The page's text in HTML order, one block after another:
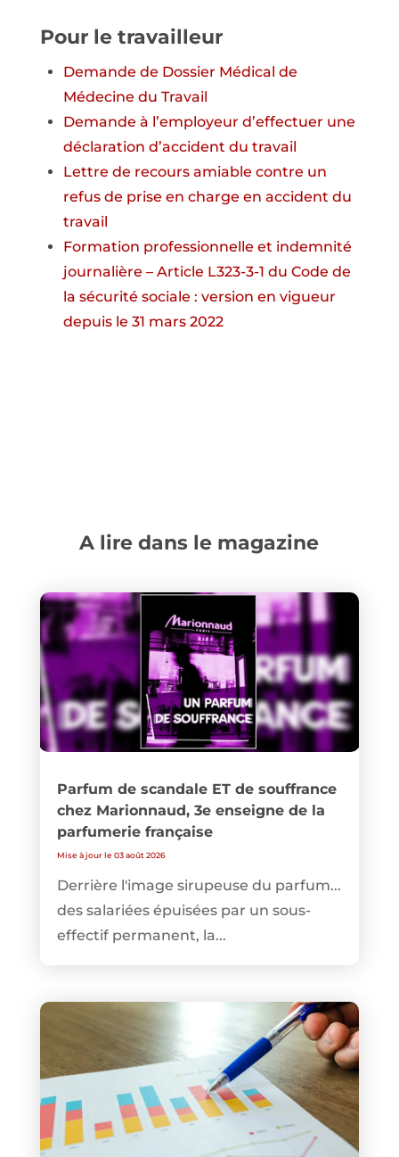
Pour le travailleur
Demande de Dossier Médical de
Médecine du Travail
Demande à l’employeur d’effectuer une
déclaration d’accident du travail
Lettre de recours amiable contre un
refus de prise en charge en accident du
travail
Formation professionnelle et indemnité
journalière – Article L323-3-1 du Code de
la sécurité sociale : version en vigueur
depuis le 31 mars 2022
A lire dans le magazine
Parfum de scandale ET de souffrance
chez Marionnaud, 3e enseigne de la
parfumerie française
Mise à jour le 03 août 2026
Derrière l'image sirupeuse du parfum...
des salariées épuisées par un sous-
effectif permanent, la...